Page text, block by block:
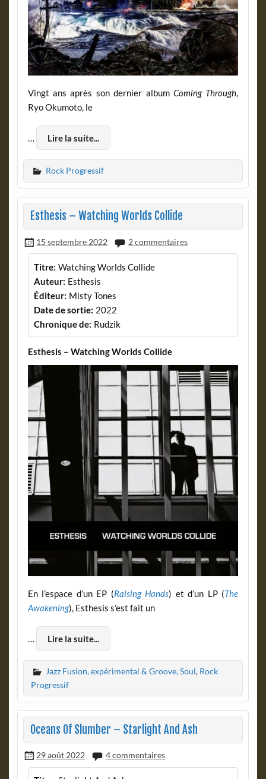
Vingt ans après son dernier albumComing Through,
Ryo Okumoto, le
… Lire la suite...
Rock Progressif
Esthesis – Watching Worlds Collide
15 septembre 2022 2 commentaires
Titre: Watching Worlds Collide
Auteur: Esthesis
Éditeur: Misty Tones
Date de sortie: 2022
Chronique de: Rudzik
Esthesis – Watching Worlds Collide
En l’espace d’un EP (Raising Hands) et d’un LP (The
Awakening), Esthesis s’est fait un
… Lire la suite...
Jazz Fusion, expérimental & Groove, Soul, Rock
Progressif
Oceans Of Slumber – Starlight And Ash
29 août 2022 4 commentaires